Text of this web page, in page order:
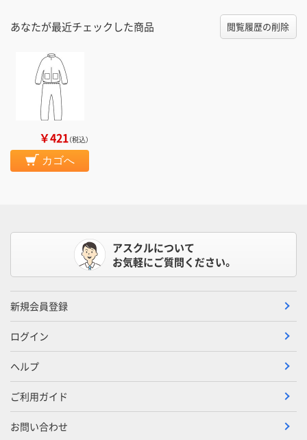
あなたが最近チェックした商品 閲覧履歴の削除
￥421（税込）
カゴへ
アスクルについて
お気軽にご質問ください。
新規会員登録
ログイン
ヘルプ
ご利用ガイド
お問い合わせ